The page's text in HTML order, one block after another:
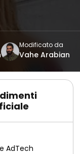
Modificato da
Vahe Arabian
AdTech